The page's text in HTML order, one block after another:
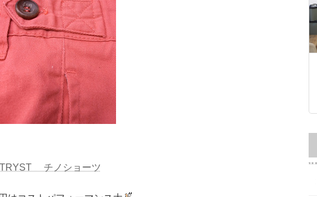
TRYST チノショーツ